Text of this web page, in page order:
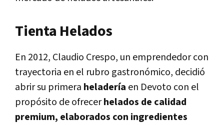
Tienta Helados
En 2012, Claudio Crespo, un emprendedor con
trayectoria en el rubro gastronómico, decidió
abrir su primera heladería en Devoto con el
propósito de ofrecerhelados de calidad
premium, elaborados con ingredientes